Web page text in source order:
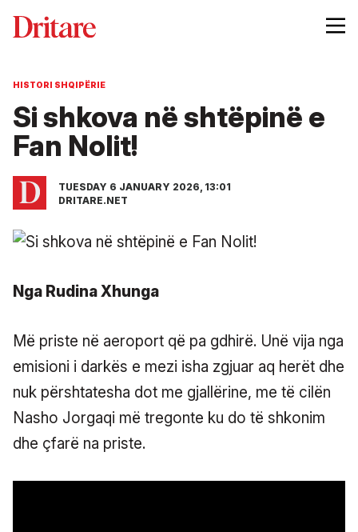
HISTORI SHQIPËRIE
Si shkova në shtëpinë e
Fan Nolit!
TUESDAY 6 JANUARY 2026, 13:01
DRITARE.NET
Nga Rudina Xhunga
Më priste në aeroport që pa gdhirë. Unë vija nga
emisioni i darkës e mezi isha zgjuar aq herët dhe
nuk përshtatesha dot me gjallërine, me të cilën
Nasho Jorgaqi më tregonte ku do të shkonim
dhe çfarë na priste.